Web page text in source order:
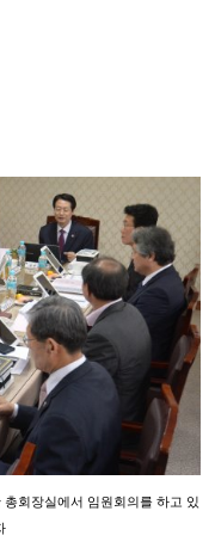
회장실에서 임원회의를 하고 있